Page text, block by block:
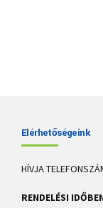
Elérhetőségeink
HÍVJA
RENDELÉSI